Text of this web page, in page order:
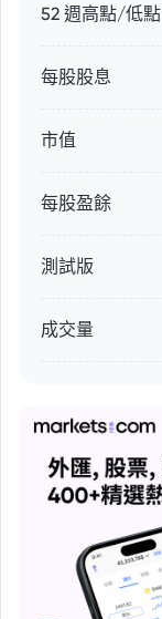
52 週高點/低點
每股股息
市值
每股盈餘
測試版
成交量